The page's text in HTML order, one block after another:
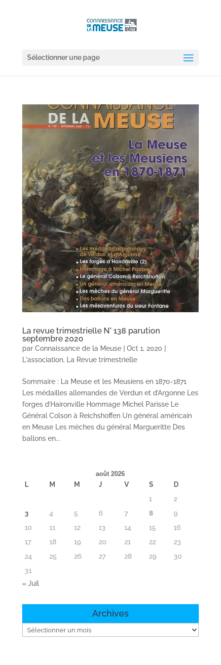
Sélectionner une page
La revue trimestrielle N° 138 parution
septembre 2020
par Connaissance de la Meuse| Oct 1, 2020
L'association, La Revue trimestrielle
Sommaire : La Meuse et les Meusiens en 1870-1871
Les médailles allemandes de Verdun et d’Argonne Les
forges d’Haironville Hommage Michel Parisse Le
Général Colson à Reichshoffen Un général américain
en Meuse Les mèches du général Margueritte Des
ballons en...
août 2026
L M M J V S
D
1
2
3
4 5 6 7 8
9
10
11 12 13 14 15
16
17
18 19 20 21 22
23
24
25 26 27 28 29
30
31
« Juil
Archives
Archives